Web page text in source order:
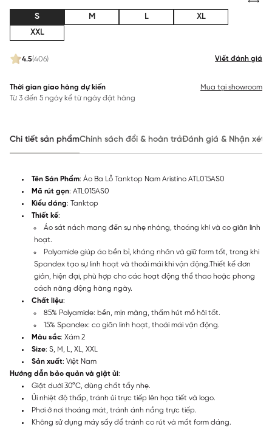
4.5(406) Viết đánh giá
S M L
XL
XXL
Thời gian giao hàng dự kiến
Từ 3 đến 5 ngày kể từ ngày đặt hàng
Mua tại showroom
Chi tiết sản phẩmChính sách đổi & hoàn trảĐánh giá & Nhận xét
Tên Sản Phẩm: Áo Ba Lỗ Tanktop Nam Aristino ATL015AS0
Mã rút gọn: ATL015AS0
Kiểu dáng: Tanktop
Thiết kế:
Áo sát nách mang đến sự nhẹ nhàng, thoáng khí và co giãn linh
hoạt.
Polyamide giúp áo bền bỉ, kháng nhăn và giữ form tốt, trong khi
Spandex tạo sự linh hoạt và thoải mái khi vận động.Thiết kế đơn
giản, hiện đại, phù hợp cho các hoạt động thể thao hoặc phong
cách năng động hàng ngày.
Chất liệu:
85% Polyamide: bền, mịn màng, thấm hút mồ hôi tốt.
15% Spandex: co giãn linh hoạt, thoải mái vận động.
Màu sắc: Xám 2
Size: S, M, L, XL, XXL
Sản xuất: Việt Nam
Hướng dẫn bảo quản và giặt ủi:
Giặt dưới 30°C, dùng chất tẩy nhẹ.
Ủi nhiệt độ thấp, tránh ủi trực tiếp lên họa tiết và logo.
Phơi ở nơi thoáng mát, tránh ánh nắng trực tiếp.
Không sử dụng máy sấy để tránh co rút và mất form dáng.